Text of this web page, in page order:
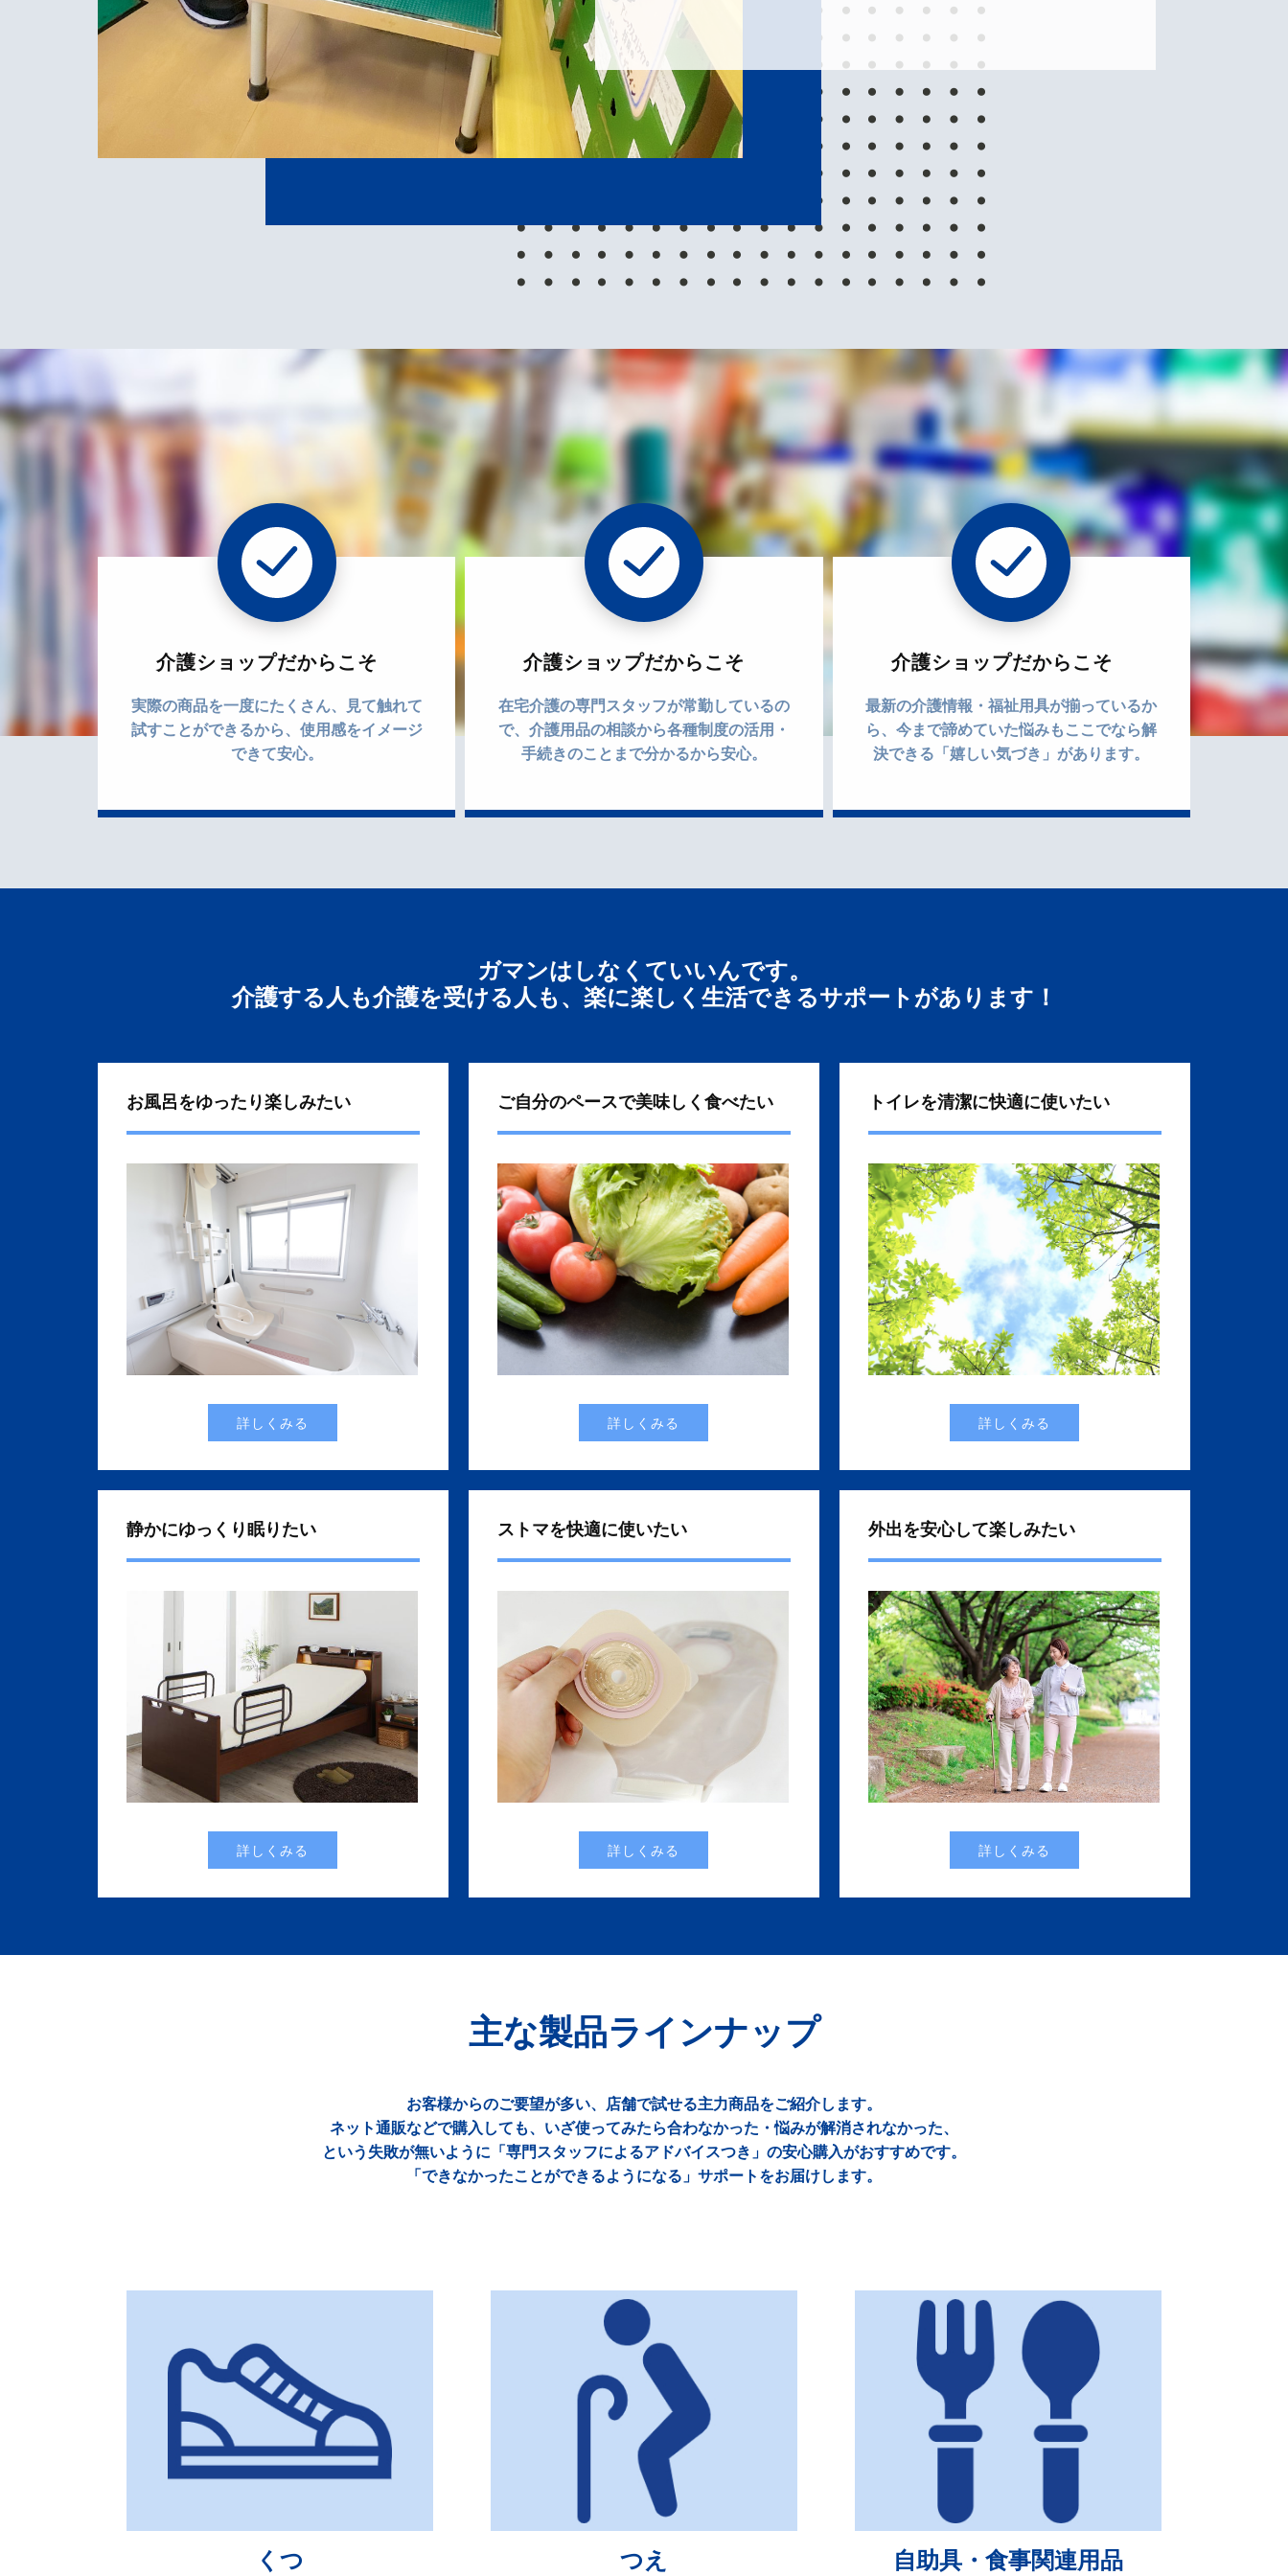
介護ショップだからこそ
実際の商品を一度にたくさん、見て触れて
試すことができるから、使用感をイメージ
できて安心。
介護ショップだからこそ
在宅介護の専門スタッフが常勤しているの
で、介護用品の相談から各種制度の活用・
手続きのことまで分かるから安心。
介護ショップだからこそ
最新の介護情報・福祉用具が揃っているか
ら、今まで諦めていた悩みもここでなら解
決できる「嬉しい気づき」があります。
ガマンはしなくていいんです。
介護する人も介護を受ける人も、楽に楽しく生活できるサポートがあります！
お風呂をゆったり楽しみたい
詳しくみる
ご自分のペースで美味しく食べたい
詳しくみる
トイレを清潔に快適に使いたい
詳しくみる
静かにゆっくり眠りたい
詳しくみる
ストマを快適に使いたい
詳しくみる
外出を安心して楽しみたい
詳しくみる
主な製品ラインナップ
お客様からのご要望が多い、店舗で試せる主力商品をご紹介します。
ネット通販などで購入しても、いざ使ってみたら合わなかった・悩みが解消されなかった、
という失敗が無いように「専門スタッフによるアドバイスつき」の安心購入がおすすめです。
「できなかったことができるようになる」サポートをお届けします。
くつ つえ 自助具・食事関連用品